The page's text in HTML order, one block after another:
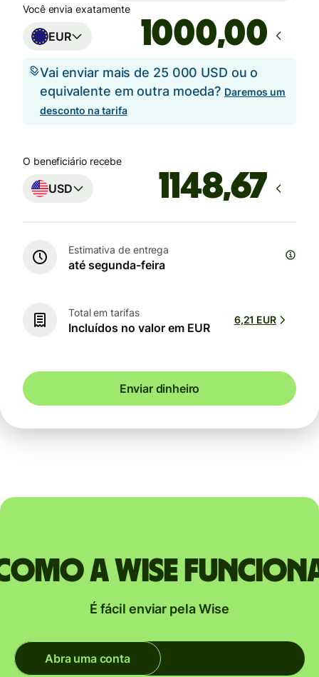
Você envia exatamente
EUR ,00
Vai enviar mais de 25 000 USD ou o
equivalente em outra moeda? Daremos um
desconto na tarifa
O beneficiário recebe
USD
Estimativa de entrega
até segunda-feira
Total em tarifas
Incluídos no valor em EUR
6,21 EUR
Enviar dinheiro
a Wise
É fácil enviar pela Wise
Abra uma conta